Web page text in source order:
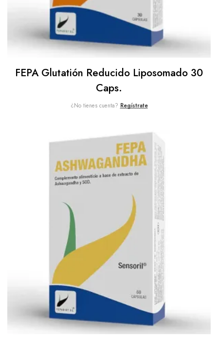
FEPA Glutatión Reducido Liposomado 30
Caps.
¿No tienes cuenta? Regístrate